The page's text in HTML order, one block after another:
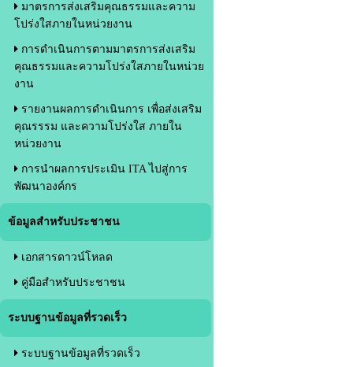
มาตรการส่งเสริมคุณธรรมและความ
โปร่งใสภายในหน่วยงาน
การดำเนินการตามมาตรการส่งเสริม
คุณธรรมและความโปร่งใสภายในหน่วย
งาน
รายงานผลการดำเนินการ เพื่อส่งเสริม
คุณรรรม และความโปร่งใส ภายใน
หน่วยงาน
การนำผลการประเมิน ITA ไปสู่การ
พัฒนาองค์กร
ข้อมูลสำหรับประชาชน
เอกสารดาวน์โหลด
คู่มือสำหรับประชาชน
ระบบฐานข้อมูลที่รวดเร็ว
ระบบฐานข้อมูลที่รวดเร็ว